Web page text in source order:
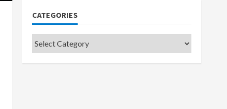
CATEGORIES
Categories